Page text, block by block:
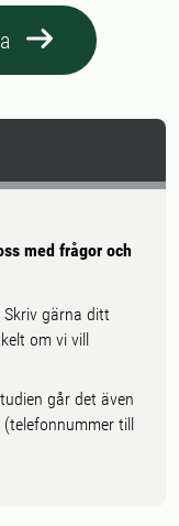
med frågor och
Skriv gärna ditt
om vi vill
går det även
till